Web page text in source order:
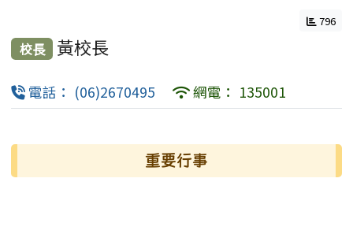
796
校長 黃校長
電話： (06)2670495 網電： 135001
左邊區域內容 重要行事